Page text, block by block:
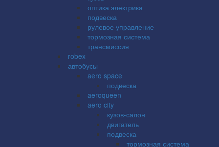
оптика электрика
подвеска
рулевое управление
тормозная система
трансмиссия
robex
автобусы
aero space
подвеска
aeroqueen
aero city
кузов-салон
двигатель
подвеска
тормозная система